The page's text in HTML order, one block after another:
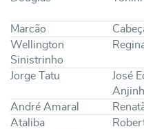
Marcão
Wellington
Sinistrinho
Jorge Tatu
José
André Amaral
Ataliba